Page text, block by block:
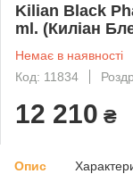
Kilian Black
ml. (Киліан
Немає в наявності
Код: 11834
12 210 ₴
Опис